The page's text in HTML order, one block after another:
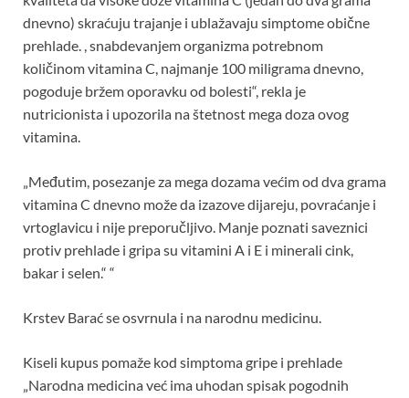
dnevno) skraćuju trajanje i ublažavaju simptome obične
prehlade. , snabdevanjem organizma potrebnom
količinom vitamina C, najmanje 100 miligrama dnevno,
pogoduje bržem oporavku od bolesti“, rekla je
nutricionista i upozorila na štetnost mega doza ovog
vitamina.
„Međutim, posezanje za mega dozama većim od dva grama
vitamina C dnevno može da izazove dijareju, povraćanje i
vrtoglavicu i nije preporučljivo. Manje poznati saveznici
protiv prehlade i gripa su vitamini A i E i minerali cink,
bakar i selen.“ “
Krstev Barać se osvrnula i na narodnu medicinu.
Kiseli kupus pomaže kod simptoma gripe i prehlade
„Narodna medicina već ima uhodan spisak pogodnih